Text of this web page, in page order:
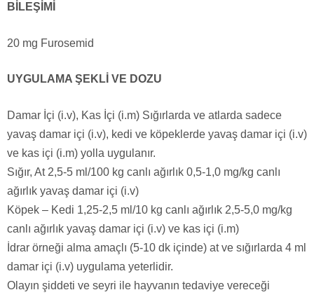
BİLEŞİMİ
20 mg Furosemid
UYGULAMA ŞEKLİ VE DOZU
Damar İçi (i.v), Kas İçi (i.m) Sığırlarda ve atlarda sadece
yavaş damar içi (i.v), kedi ve köpeklerde yavaş damar içi (i.v)
ve kas içi (i.m) yolla uygulanır.
Sığır, At 2,5-5 ml/100 kg canlı ağırlık 0,5-1,0 mg/kg canlı
ağırlık yavaş damar içi (i.v)
Köpek – Kedi 1,25-2,5 ml/10 kg canlı ağırlık 2,5-5,0 mg/kg
canlı ağırlık yavaş damar içi (i.v) ve kas içi (i.m)
İdrar örneği alma amaçlı (5-10 dk içinde) at ve sığırlarda 4 ml
damar içi (i.v) uygulama yeterlidir.
Olayın şiddeti ve seyri ile hayvanın tedaviye vereceği